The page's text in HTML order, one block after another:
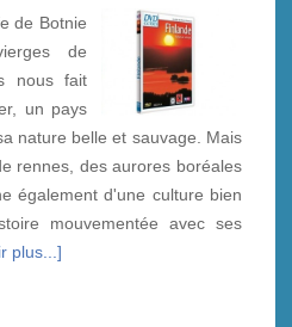
de Botnie
de
nous fait
un pays
nature belle et sauvage. Mais
rennes, des aurores boréales
également d'une culture bien
mouvementée avec ses
plus...]